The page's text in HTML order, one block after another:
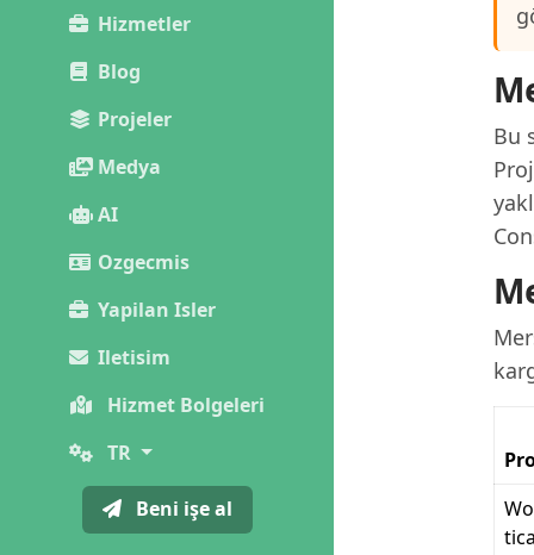
Hizmetler
Blog
Projeler
Medya
AI
Ozgecmis
Yapilan Isler
Iletisim
Hizmet Bolgeleri
TR
Beni işe al
Bu